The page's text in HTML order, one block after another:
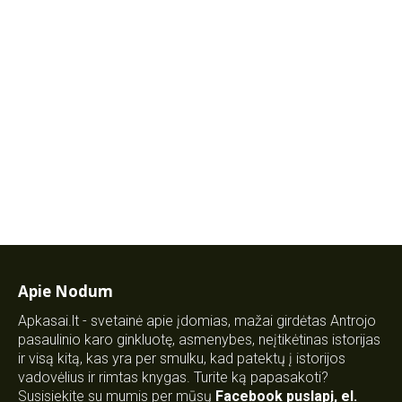
Apie Nodum
Apkasai.lt - svetainė apie įdomias, mažai girdėtas Antrojo
pasaulinio karo ginkluotę, asmenybes, neįtikėtinas istorijas
ir visą kitą, kas yra per smulku, kad patektų į istorijos
vadovėlius ir rimtas knygas. Turite ką papasakoti?
Susisiekite su mumis per mūsų Facebook puslapį, el.